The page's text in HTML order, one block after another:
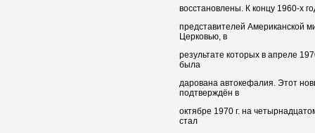
восстановлены. К концу 1960-х
представителей Американской
Церковью, в
результате которых в апреле
была
дарована автокефалия. Этот
подтверждён в
октябре 1970 г. на
стал